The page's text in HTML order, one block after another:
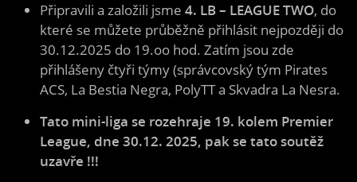
Připravili a založili jsme 4. LB – LEAGUE TWO, do
které se můžete průběžně přihlásit nejpozději do
30.12.2025 do 19.oo hod. Zatím jsou zde
přihlášeny čtyři týmy (správcovský tým Pirates
ACS, La Bestia Negra, PolyTT a Skvadra La Nesra.
Tato mini-liga se rozehraje 19. kolem Premier
League, dne 30.12. 2025, pak se tato soutěž
uzavře !!!